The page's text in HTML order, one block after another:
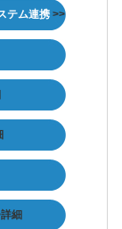
テム連携 >>
細